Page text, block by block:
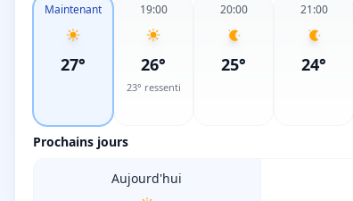
Maintenant
27°
19:00
26°
23° ressenti
20:00
25°
21:00
24°
Prochains jours
Aujourd'hui